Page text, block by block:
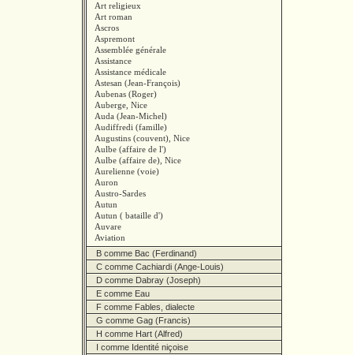
Art religieux
Art roman
Ascros
Aspremont
Assemblée générale
Assistance
Assistance médicale
Astesan (Jean-François)
Aubenas (Roger)
Auberge, Nice
Auda (Jean-Michel)
Audiffredi (famille)
Augustins (couvent), Nice
Aulbe (affaire de l')
Aulbe (affaire de), Nice
Aurelienne (voie)
Auron
Austro-Sardes
Autun
Autun ( bataille d')
Auvare
Aviation
B comme Bac (Ferdinand)
C comme Cachiardi (Ange-Louis)
D comme Dabray (Joseph)
E comme Eau
F comme Fables, dialecte
G comme Gag (Francis)
H comme Hart (Alfred)
I comme Identité niçoise